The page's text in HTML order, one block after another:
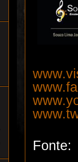
Fonte: